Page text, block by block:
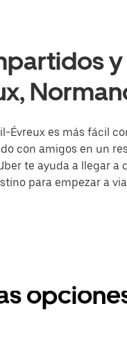
Évreux es más fácil
con amigos en un
te ayuda a llegar a
para empezar a